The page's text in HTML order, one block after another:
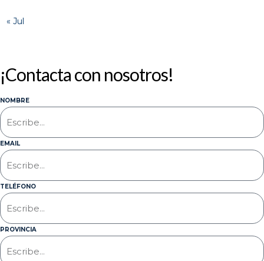
« Jul
¡Contacta con nosotros!
NOMBRE
EMAIL
TELÉFONO
PROVINCIA